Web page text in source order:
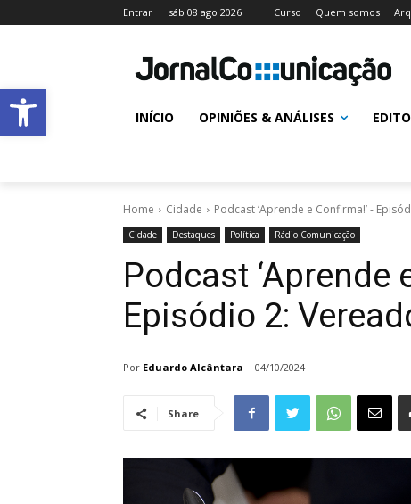
Abrir a barra de ferramentas
Entrar sáb 08 ago 2026 Curso Quem somos
INÍCIO OPINIÕES & ANÁLISES
Home Cidade Podcast ‘Aprende e Confirma!’ -
Cidade Destaques Política Rádio Comunicação
Podcast ‘Aprende
Episódio 2:
Por Eduardo Alcântara 04/10/2024
Share